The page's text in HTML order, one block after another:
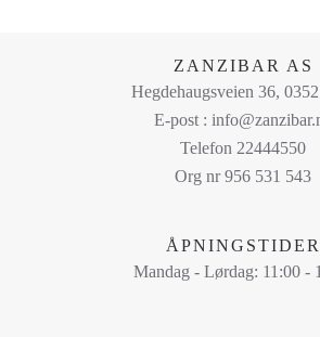
ZANZIBAR AS
Hegdehaugsveien 36,
E-post :
Telefon 22444550
Org nr 956 531 543
ÅPNINGSTIDER
Mandag - Lørdag: 11:00 -